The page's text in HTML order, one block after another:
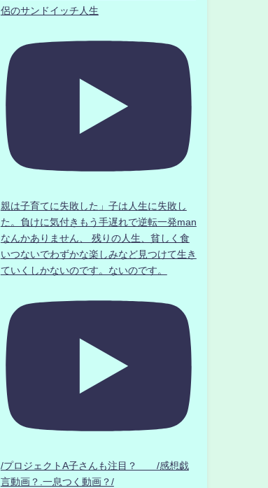
侶のサンドイッチ人生
親は子育てに失敗した」子は人生に失敗し
た。負けに気付きもう手遅れで逆転一発man
なんかありません、 残りの人生、貧しく食
いつないでわずかな楽しみなど見つけて生き
ていくしかないのです。ないのです。
/プロジェクトA子さんも注目？ /感想戯
言動画？.一息つく動画？/